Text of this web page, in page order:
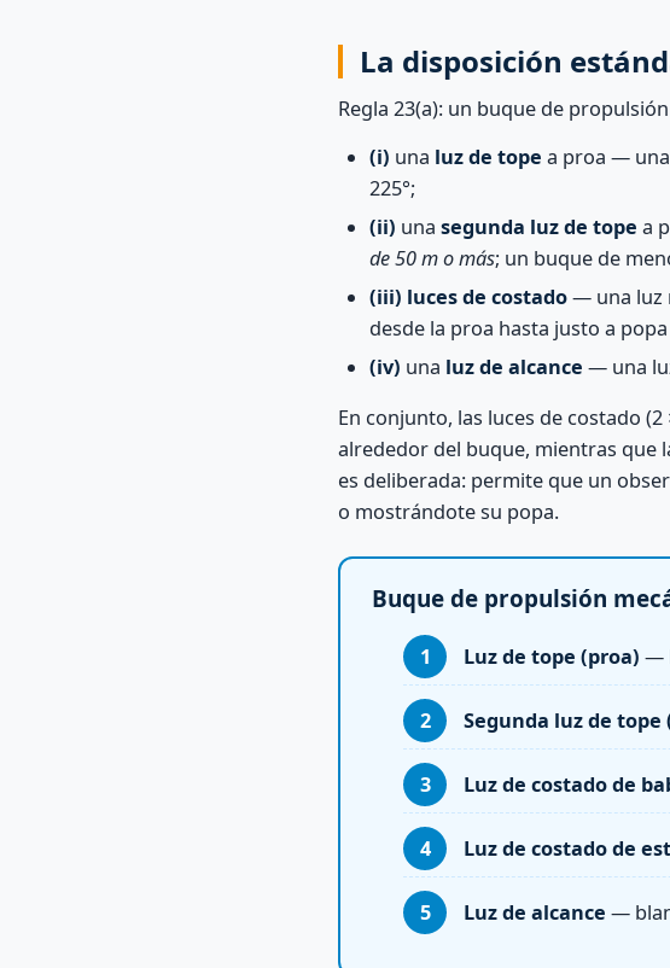
La disposición
Regla 23(a): un buque de
(i) una luz de tope a proa — una
225°;
(ii) una segunda luz de tope a
de 50 m o más; un buque de
(iii) luces de costado— una luz
desde la proa hasta justo a
(iv) una luz de alcance — una
En conjunto, las luces de costado (2
alrededor del buque, mientras que
es deliberada: permite que un
o mostrándote su popa.
Buque de propulsión
Luz de tope (proa) —
Segunda luz de tope
Luz de costado de
Luz de costado de
Luz de alcance —